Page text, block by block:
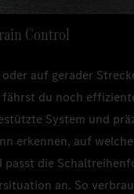
Control
auf gerader
du noch
System und
erkennen, auf
die
an. So